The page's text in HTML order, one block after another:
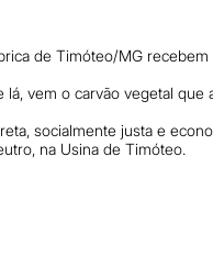
de Timóteo/MG
vem o carvão vegetal que
socialmente justa e
na Usina de Timóteo.